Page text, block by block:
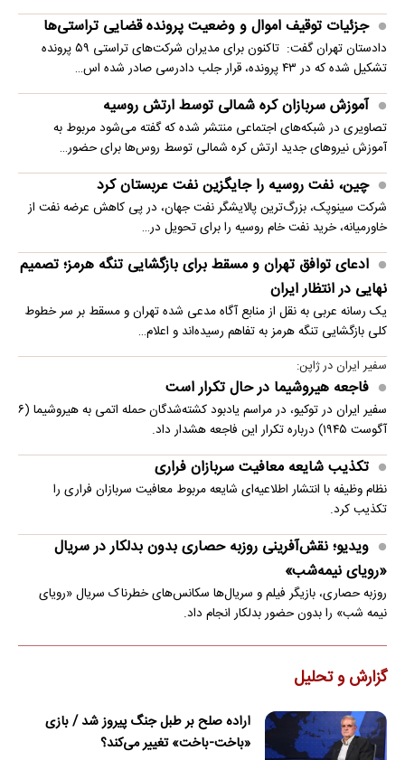
جزئیات توقیف اموال و وضعیت پرونده قضایی تراستی‌ها
دادستان تهران گفت: تاکنون برای مدیران شرکت‌های تراستی ۵۹ پرونده
تشکیل شده که در ۴۳ پرونده، قرار جلب دادرسی صادر شده اس…
آموزش سربازان کره شمالی توسط ارتش روسیه
تصاویری در شبکه‌های اجتماعی منتشر شده که گفته می‌شود مربوط به
آموزش نیروهای جدید ارتش کره شمالی توسط روس‌ها برای حضور…
چین، نفت روسیه را جایگزین نفت عربستان کرد
شرکت سینوپک، بزرگ‌ترین پالایشگر نفت جهان، در پی کاهش عرضه نفت از
خاورمیانه، خرید نفت خام روسیه را برای تحویل در…
ادعای توافق تهران و مسقط برای بازگشایی تنگه هرمز؛ تصمیم
نهایی در انتظار ایران
یک رسانه عربی به نقل از منابع آگاه مدعی شده تهران و مسقط بر سر خطوط
کلی بازگشایی تنگه هرمز به تفاهم رسیده‌اند و اعلام…
سفیر ایران در ژاپن:
فاجعه هیروشیما در حال تکرار است
سفیر ایران در توکیو، در مراسم یادبود کشته‌شدگان حمله اتمی به هیروشیما (۶
آگوست ۱۹۴۵) درباره تکرار این فاجعه هشدار داد.
تکذیب شایعه معافیت سربازان فراری
نظام وظیفه با انتشار اطلاعیه‌ای شایعه مربوط معافیت سربازان فراری را
تکذیب کرد.
ویدیو؛ نقش‌آفرینی روزبه حصاری بدون بدلکار در سریال
«رویای نیمه‌شب»
روزبه حصاری، بازیگر فیلم و سریال‌ها سکانس‌های خطرناک سریال «رویای
نیمه شب» را بدون حضور بدلکار انجام داد.
گزارش و تحلیل
اراده صلح بر طبل جنگ پیروز شد / بازی
«باخت-باخت» تغییر می‌کند؟